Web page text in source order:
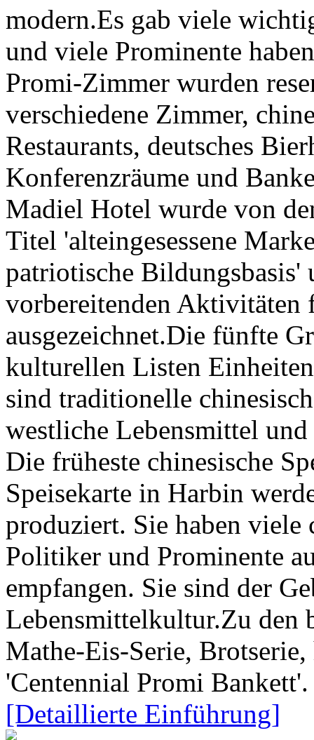
modern.Es gab viele
und viele Prominente
Promi-Zimmer wurden
verschiedene Zimmer,
Restaurants, deutsches
Konferenzräume und
Madiel Hotel wurde von
Titel 'alteingesessene
patriotische Bildungsbasis'
vorbereitenden Aktivitäten
ausgezeichnet.Die fünfte
kulturellen Listen
sind traditionelle
westliche Lebensmittel
Die früheste chinesische
Speisekarte in Harbin
produziert. Sie haben viele
Politiker und Prominente
empfangen. Sie sind der
Lebensmittelkultur.Zu den
Mathe-Eis-Serie,
'Centennial Promi Bankett'.
[Detaillierte Einführung]